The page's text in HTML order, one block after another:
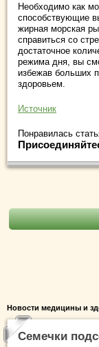
Необходимо как
способствующие
жирная морская
справиться со
достаточное
режима дня, вы
избежав больших
здоровьем.
Источник
Понравилась
Новости медицины и
Семечки